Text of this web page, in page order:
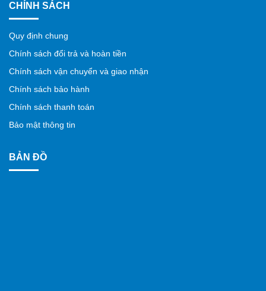
CHÍNH SÁCH
Quy định chung
Chính sách đổi trả và hoàn tiền
Chính sách vận chuyển và giao nhận
Chính sách bảo hành
Chính sách thanh toán
Bảo mật thông tin
BẢN ĐỒ